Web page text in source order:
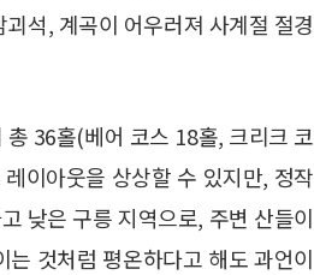
석, 계곡이 어우러져 사계절 절경
36홀(베어 코스 18홀, 크리크 코
이아웃을 상상할 수 있지만, 정작
낮은 구릉 지역으로, 주변 산들이
것처럼 평온하다고 해도 과언이